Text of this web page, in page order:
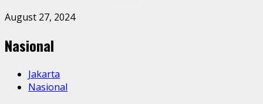
August 27, 2024
Nasional
Jakarta
Nasional